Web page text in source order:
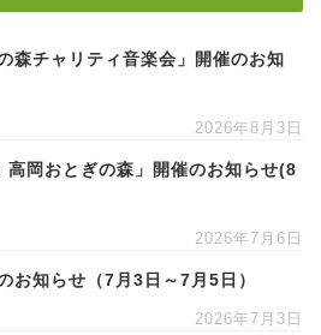
森チャリティ音楽会」開催のお知
2026年8月3日
高岡おとぎの森」開催のお知らせ(8
2026年7月6日
お知らせ（7月3日～7月5日）
2026年7月3日